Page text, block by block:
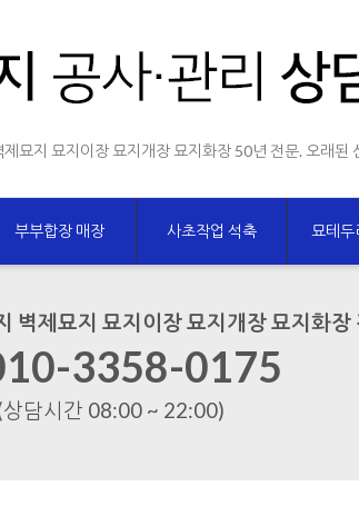
묘지 묘지이장 묘지개장 묘지화장 50년 전문. 오래된
부부합장 매장 사초작업 석축 묘테두
벽제묘지 묘지이장 묘지개장 묘지화장
3358-0175
상담시간 08:00 ~ 22:00)